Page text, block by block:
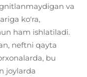
va
ko'ra,
ham ishlatiladi.
neftni qayta
bu
joylarda